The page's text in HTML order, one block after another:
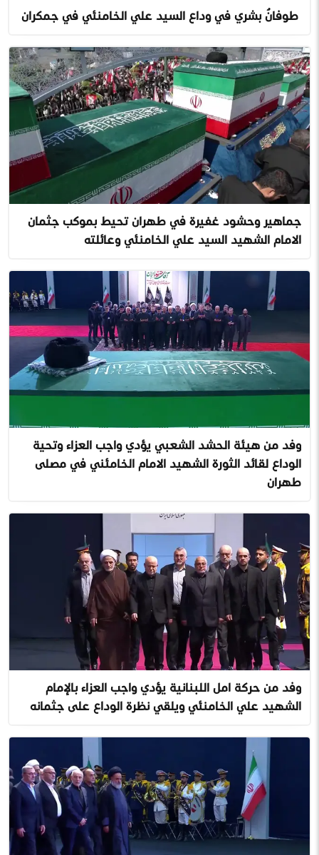
طوفانٌ بشري في وداع السيد علي الخامنئي في جمكران
جماهير وحشود غفيرة في طهران تحيط بموكب جثمان
الامام الشهيد السيد علي الخامنئي وعائلته
وفد من هيئة الحشد الشعبي يؤدي واجب العزاء وتحية
الوداع لقائد الثورة الشهيد الامام الخامئني في مصلى
طهران
وفد من حركة امل اللبنانية يؤدي واجب العزاء بالإمام
الشهيد علي الخامنئي ويلقي نظرة الوداع على جثمانه